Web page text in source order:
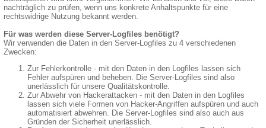
nachträglich zu prüfen, wenn uns konkrete Anhaltspunkte für eine
rechtswidrige Nutzung bekannt werden.
Für was werden diese Server-Logfiles benötigt?
Wir verwenden die Daten in den Server-Logfiles zu 4 verschiedenen
Zwecken:
Zur Fehlerkontrolle - mit den Daten in den Logfiles lassen sich
Fehler aufspüren und beheben. Die Server-Logfiles sind also
unerlässlich für unsere Qualitätskontrolle.
Zur Abwehr von Hackerattacken - mit den Daten in den Logfiles
lassen sich viele Formen von Hacker-Angriffen aufspüren und auch
automatisiert abwehren. Die Server-Logfiles sind also auch aus
Gründen der Sicherheit unerlässlich.